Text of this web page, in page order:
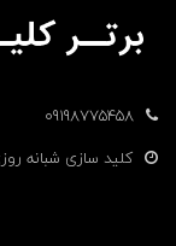
09198775458
کلید سازی شبانه